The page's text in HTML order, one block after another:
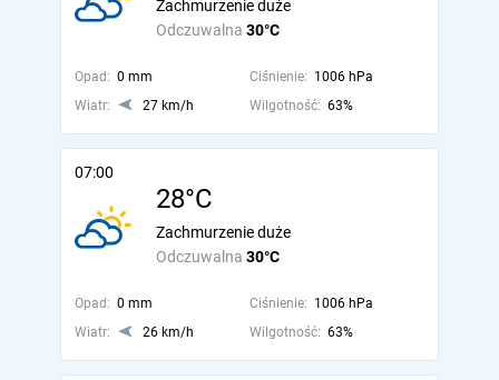
Odczuwalna 30°C
Zachmurzenie duże
Opad: 0 mm Ciśnienie: 1006 hPa
Wiatr:
27 km/h Wilgotność: 63%
07:00
28°C
Odczuwalna 30°C
Zachmurzenie duże
Opad: 0 mm Ciśnienie: 1006 hPa
Wiatr:
26 km/h Wilgotność: 63%